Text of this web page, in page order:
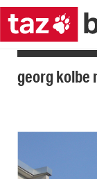
georg kolbe